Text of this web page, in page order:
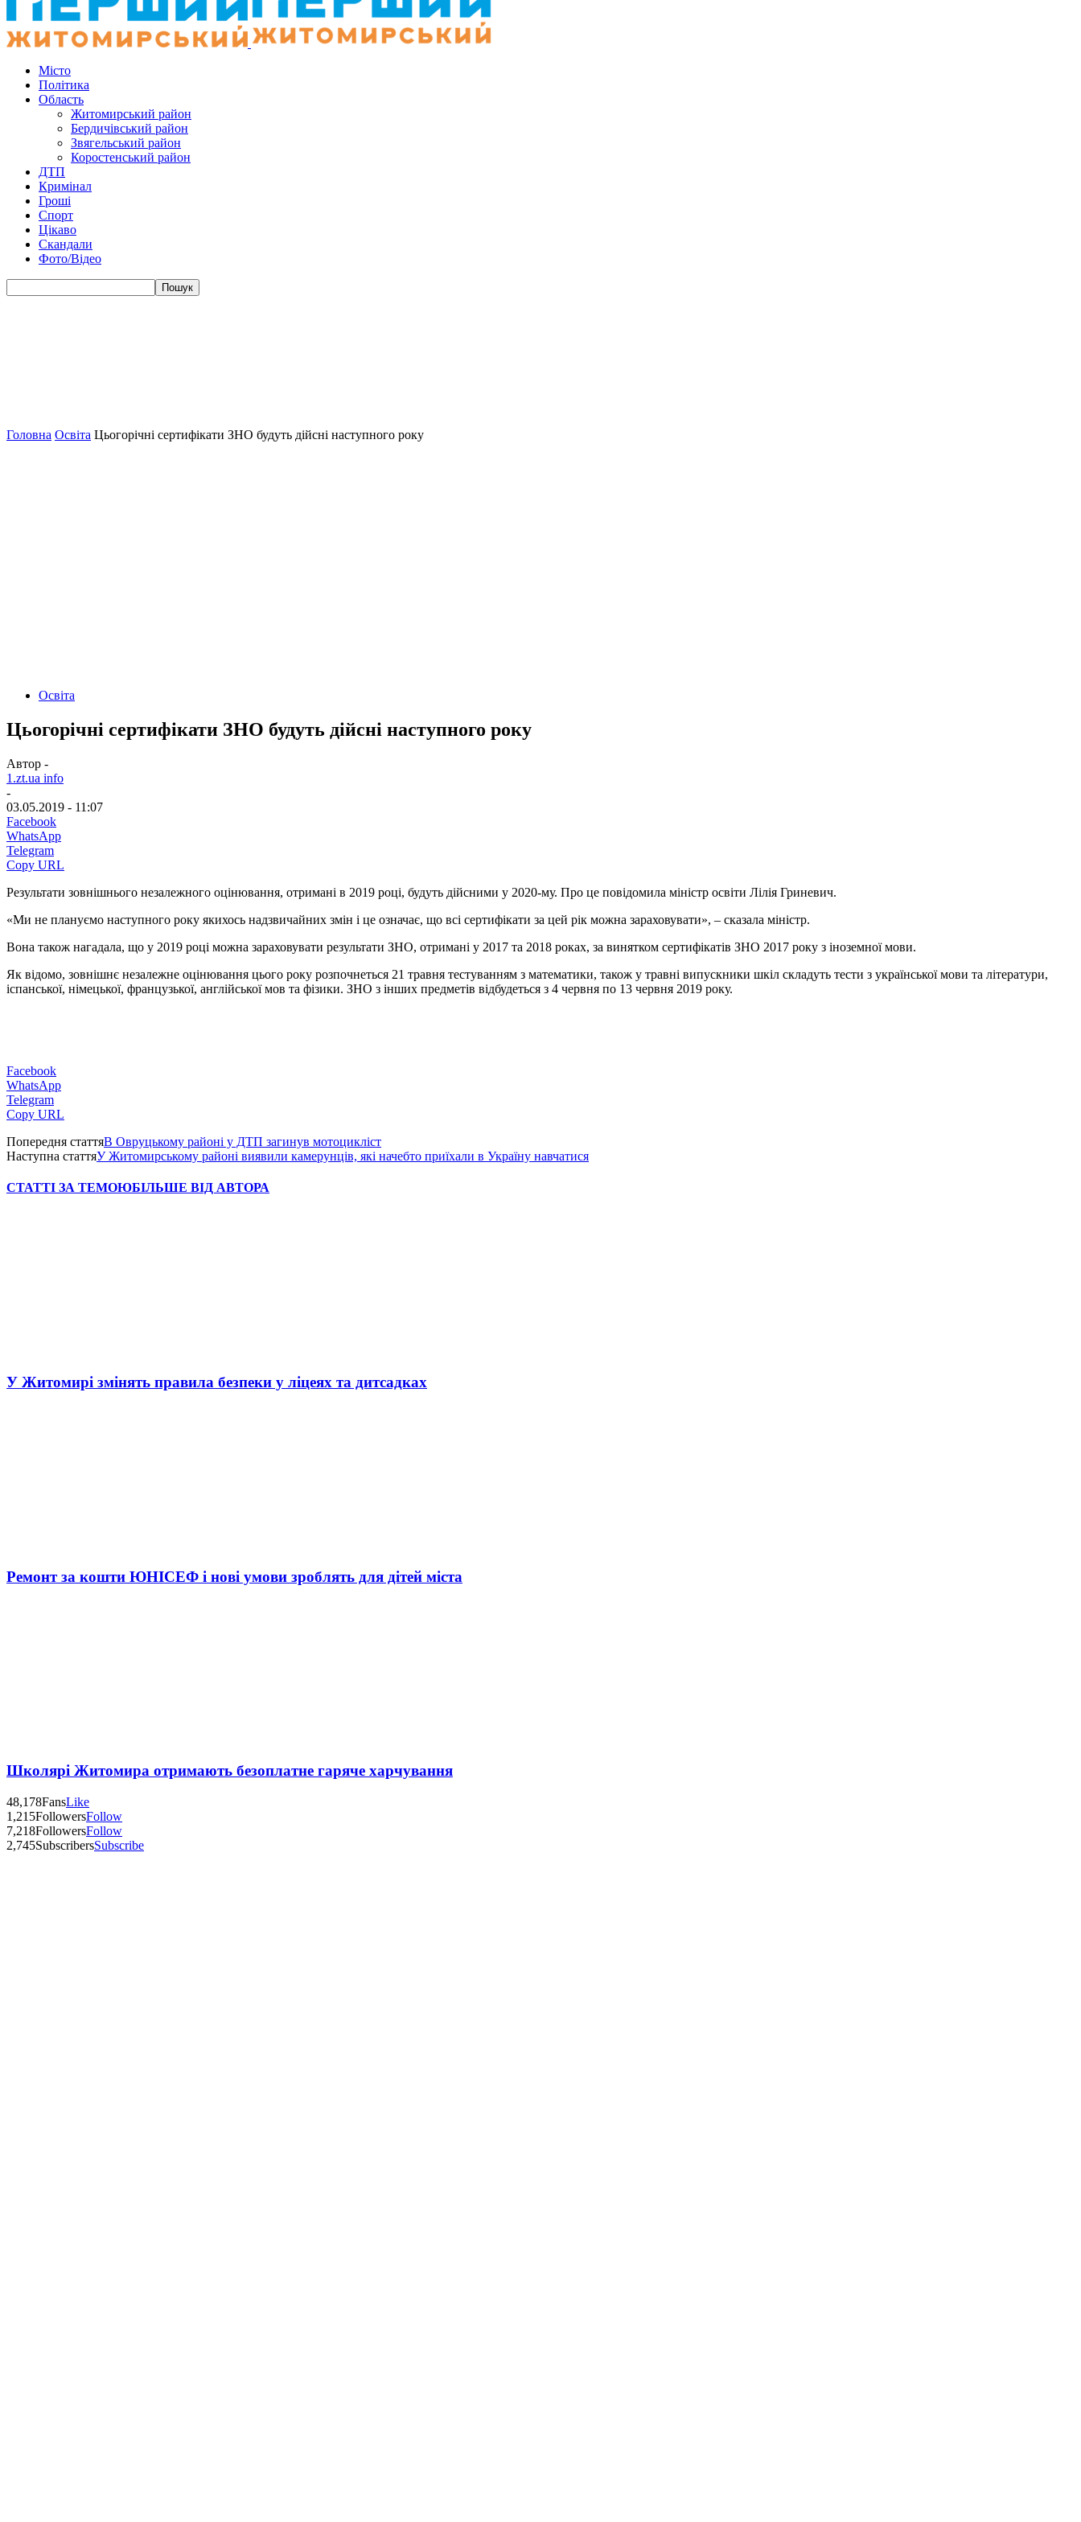
Місто
Політика
Область
Житомирський район
Бердичівський район
Звягельський район
Коростенський район
ДТП
Кримінал
Гроші
Спорт
Цікаво
Скандали
Фото/Відео
Головна Освіта Цьогорічні сертифікати ЗНО будуть дійсні наступного року
Освіта
Цьогорічні сертифікати ЗНО будуть дійсні наступного року
Автор -
1.zt.ua info
-
03.05.2019 - 11:07
Facebook
WhatsApp
Telegram
Copy URL
Результати зовнішнього незалежного оцінювання, отримані в 2019 році, будуть дійсними у 2020-му. Про це повідомила міністр освіти Лілія Гриневич.
«Ми не плануємо наступного року якихось надзвичайних змін і це означає, що всі сертифікати за цей рік можна зараховувати», – сказала міністр.
Вона також нагадала, що у 2019 році можна зараховувати результати ЗНО, отримані у 2017 та 2018 роках, за винятком сертифікатів ЗНО 2017 року з іноземної мови.
Як відомо, зовнішнє незалежне оцінювання цього року розпочнеться 21 травня тестуванням з математики, також у травні випускники шкіл складуть тести з української мови та літератури,
іспанської, німецької, французької, англійської мов та фізики. ЗНО з інших предметів відбудеться з 4 червня по 13 червня 2019 року.
Facebook
WhatsApp
Telegram
Copy URL
Попередня статтяВ Овруцькому районі у ДТП загинув мотоцикліст
Наступна статтяУ Житомирському районі виявили камерунців, які начебто приїхали в Україну навчатися
СТАТТІ ЗА ТЕМОЮБІЛЬШЕ ВІД АВТОРА
У Житомирі змінять правила безпеки у ліцеях та дитсадках
Ремонт за кошти ЮНІСЕФ і нові умови зроблять для дітей міста
Школярі Житомира отримають безоплатне гаряче харчування
48,178FansLike
1,215FollowersFollow
7,218FollowersFollow
2,745SubscribersSubscribe